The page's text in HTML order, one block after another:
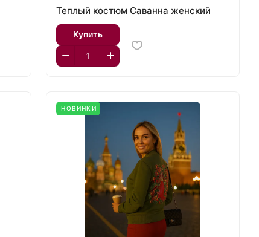
Теплый костюм Саванна женский
Купить
НОВИНКИ